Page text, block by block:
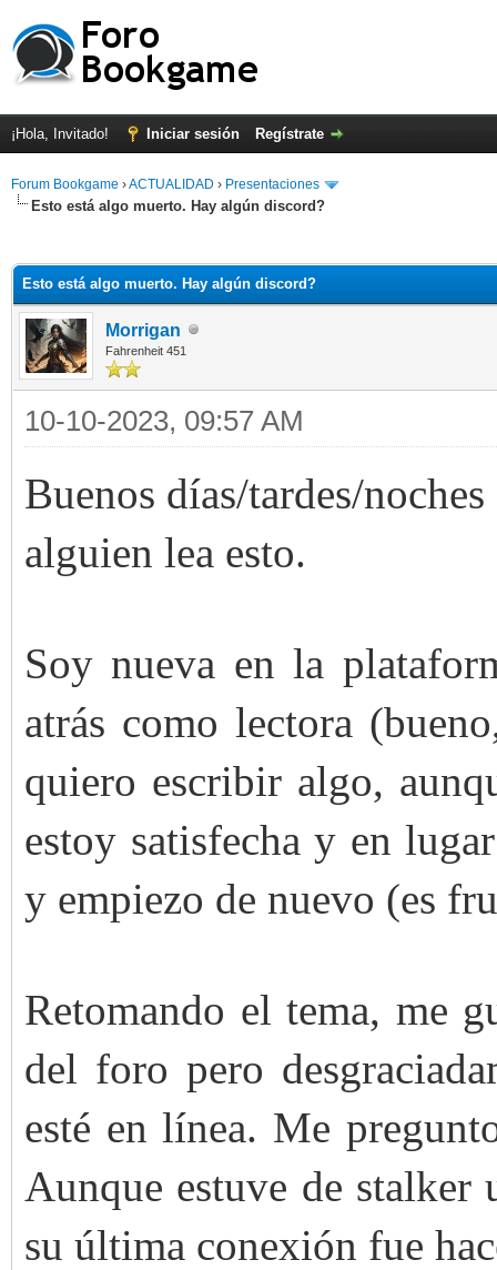
¡Hola, Invitado! Iniciar sesión Regístrate
Forum Bookgame ›ACTUALIDAD › Presentaciones
Esto está algo muerto. Hay algún discord?
Esto está algo muerto. Hay algún discord?
Morrigan
Fahrenheit 451
10-10-2023, 09:57 AM
Buenos días/tardes/
alguien lea esto.
Soy nueva en la
atrás como lectora
quiero escribir algo,
estoy satisfecha y en
y empiezo de nuevo (es
Retomando el tema, me
del foro pero
esté en línea. Me
Aunque estuve de
su última conexión fue